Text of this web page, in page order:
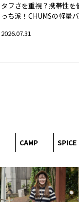
タフさを重視？携帯性
っち派！CHUMSの軽量
2026.07.31
CAMP SPICE